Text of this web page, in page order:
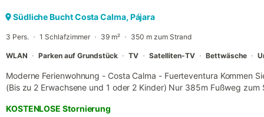
Südliche Bucht Costa Calma, Pájara
3 Pers. 1 Schlafzimmer 39 m² 350 m zum Strand
WLAN Parken auf Grundstück TV Satelliten-TV Bettwäsche
Moderne Ferienwohnung - Costa Calma - Fuerteventura Kommen
(Bis zu 2 Erwachsene und 1 oder 2 Kinder) Nur 385m Fußweg
von unseren Fuerteventura Amigos. Gastronomen, eine Surfschule
KOSTENLOSE Stornierung